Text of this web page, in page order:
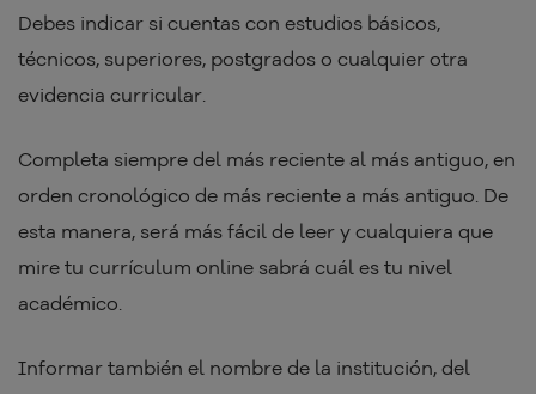
Debes indicar si cuentas con estudios básicos,
técnicos, superiores, postgrados o cualquier otra
evidencia curricular.
Completa siempre del más reciente al más antiguo, en
orden cronológico de más reciente a más antiguo. De
esta manera, será más fácil de leer y cualquiera que
mire tu currículum online sabrá cuál es tu nivel
académico.
Informar también el nombre de la institución, del